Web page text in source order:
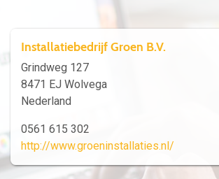
Installatiebedrijf Groen B.V.
Grindweg 127
8471 EJ Wolvega
Nederland
0561 615 302
http://www.groeninstallaties.nl/